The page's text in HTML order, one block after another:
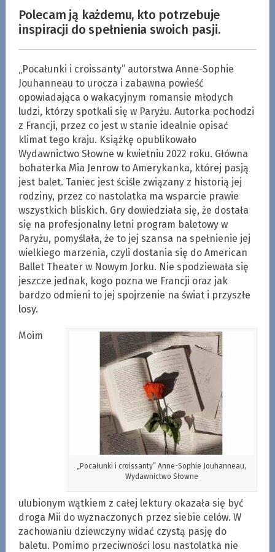
Polecam ją każdemu, kto potrzebuje
inspiracji do spełnienia swoich pasji.
„Pocałunki i croissanty” autorstwa Anne-Sophie
Jouhanneau to urocza i zabawna powieść
opowiadająca o wakacyjnym romansie młodych
ludzi, którzy spotkali się w Paryżu. Autorka pochodzi
z Francji, przez co jest w stanie idealnie opisać
klimat tego kraju. Książkę opublikowało
Wydawnictwo Słowne w kwietniu 2022 roku. Główna
bohaterka Mia Jenrow to Amerykanka, której pasją
jest balet. Taniec jest ściśle związany z historią jej
rodziny, przez co nastolatka ma wsparcie prawie
wszystkich bliskich. Gry dowiedziała się, że dostała
się na profesjonalny letni program baletowy w
Paryżu, pomyślała, że to jej szansa na spełnienie jej
wielkiego marzenia, czyli dostania się do American
Ballet Theater w Nowym Jorku. Nie spodziewała się
jeszcze jednak, kogo pozna we Francji oraz jak
bardzo odmieni to jej spojrzenie na świat i przyszłe
losy.
„Pocałunki i croissanty” Anne-Sophie Jouhanneau,
Wydawnictwo Słowne
Moim
ulubionym wątkiem z całej lektury okazała się być
droga Mii do wyznaczonych przez siebie celów. W
zachowaniu dziewczyny widać czystą pasję do
baletu. Pomimo przeciwności losu nastolatka nie